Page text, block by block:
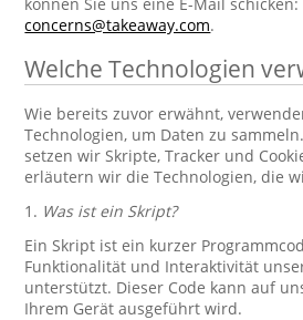
concerns@takeaway.com.
Welche Technologien
Wie bereits zuvor erwähnt,
Technologien, um Daten zu
setzen wir Skripte, Tracker und
erläutern wir die Technologien, die
1. Was ist ein Skript?
Ein Skript ist ein kurzer
Funktionalität und Interaktivität
unterstützt. Dieser Code kann auf
Ihrem Gerät ausgeführt wird.